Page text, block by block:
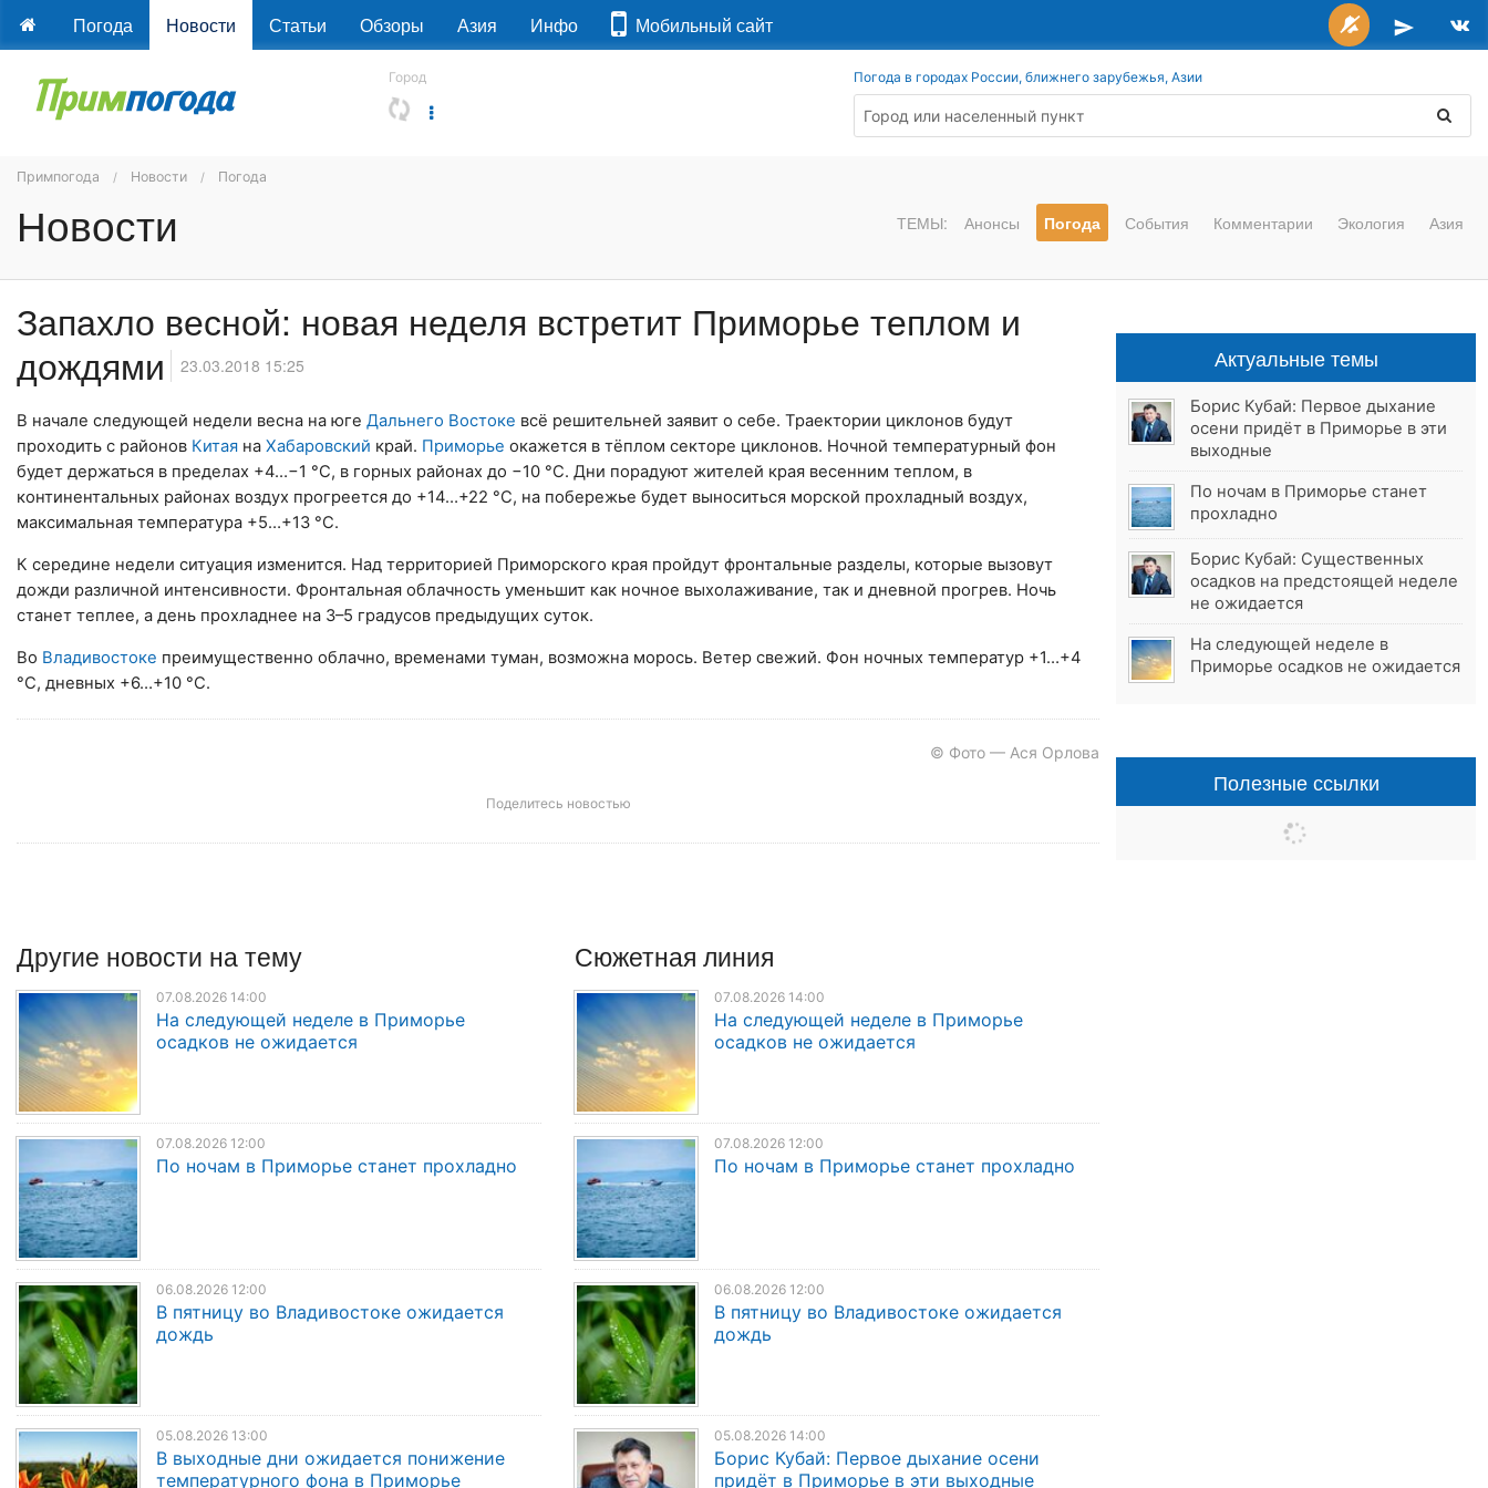
Погода Новости Статьи Обзоры Азия Инфо Мобильный сайт
Город Погода в городах России, ближнего зарубежья, Азии
Примпогода Новости Погода
Новости ТЕМЫ: Анонсы Погода События Комментарии Экология Азия
Запахло весной: новая неделя встретит Приморье теплом и
дождями
23.03.2018 15:25
В начале следующей недели весна на юге Дальнего Востоке всё решительней заявит о себе. Траектории циклонов будут
проходить с районов Китая на Хабаровский край. Приморье окажется в тёплом секторе циклонов. Ночной температурный фон
будет держаться в пределах +4…−1 °С, в горных районах до −10 °С. Дни порадуют жителей края весенним теплом, в
континентальных районах воздух прогреется до +14…+22 °С, на побережье будет выноситься морской прохладный воздух,
максимальная температура +5…+13 °С.
К середине недели ситуация изменится. Над территорией Приморского края пройдут фронтальные разделы, которые вызовут
дожди различной интенсивности. Фронтальная облачность уменьшит как ночное выхолаживание, так и дневной прогрев. Ночь
станет теплее, а день прохладнее на 3–5 градусов предыдущих суток.
Во Владивостоке преимущественно облачно, временами туман, возможна морось. Ветер свежий. Фон ночных температур +1…+4
°С, дневных +6…+10 °С.
© Фото — Ася Орлова
Поделитесь новостью
Другие новости на тему
07.08.2026 14:00
На следующей неделе в Приморье
осадков не ожидается
07.08.2026 12:00
По ночам в Приморье станет прохладно
06.08.2026 12:00
В пятницу во Владивостоке ожидается
дождь
05.08.2026 13:00
В выходные дни ожидается понижение
температурного фона в Приморье
Сюжетная линия
07.08.2026 14:00
На следующей неделе в Приморье
осадков не ожидается
07.08.2026 12:00
По ночам в Приморье станет прохладно
06.08.2026 12:00
В пятницу во Владивостоке ожидается
дождь
05.08.2026 14:00
Борис Кубай: Первое дыхание осени
придёт в Приморье в эти выходные
Актуальные темы
Борис Кубай: Первое дыхание
осени придёт в Приморье в эти
выходные
По ночам в Приморье станет
прохладно
Борис Кубай: Существенных
осадков на предстоящей неделе
не ожидается
На следующей неделе в
Приморье осадков не ожидается
Полезные ссылки